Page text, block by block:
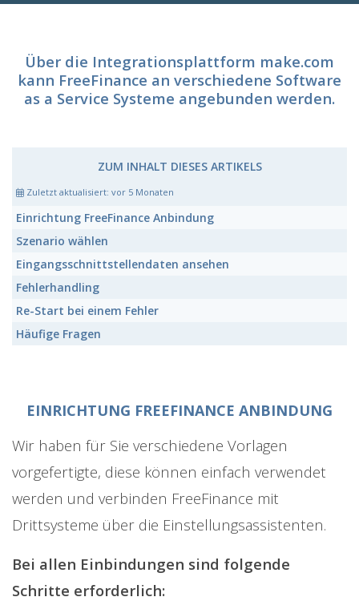
Über die Integrationsplattform make.com
kann FreeFinance an verschiedene Software
as a Service Systeme angebunden werden.
ZUM INHALT DIESES ARTIKELS
Zuletzt aktualisiert: vor 5 Monaten
Einrichtung FreeFinance Anbindung
Szenario wählen
Eingangsschnittstellendaten ansehen
Fehlerhandling
Re-Start bei einem Fehler
Häufige Fragen
EINRICHTUNG FREEFINANCE ANBINDUNG
Wir haben für Sie verschiedene Vorlagen
vorgefertigte, diese können einfach verwendet
werden und verbinden FreeFinance mit
Drittsysteme über die Einstellungsassistenten.
Bei allen Einbindungen sind folgende
Schritte erforderlich: